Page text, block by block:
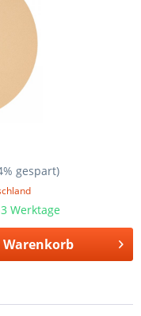
gespart)
Werktage
Warenkorb